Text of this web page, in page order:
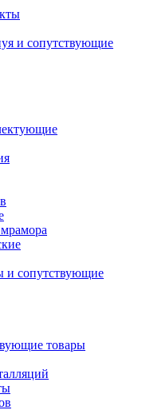
и сопутствующие
и сопутствующие
товары